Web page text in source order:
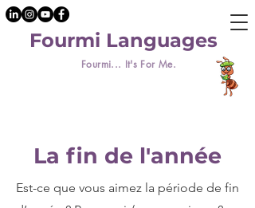
Fourmi... It's For Me.
Fourmi Languages
La fin de l'année
Est-ce que vous aimez la période de fin